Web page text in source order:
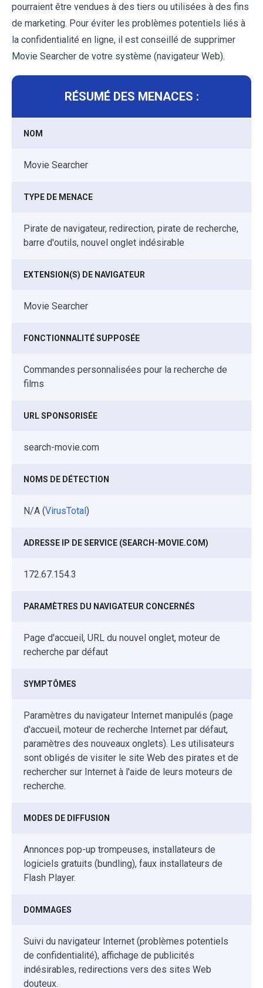
pourraient être vendues à des tiers ou utilisées à des fins
de marketing. Pour éviter les problèmes potentiels liés à
la confidentialité en ligne, il est conseillé de supprimer
Movie Searcher de votre système (navigateur Web).
RÉSUMÉ DES MENACES :
NOM
Movie Searcher
TYPE DE MENACE
Pirate de navigateur, redirection, pirate de recherche,
barre d'outils, nouvel onglet indésirable
EXTENSION(S) DE NAVIGATEUR
Movie Searcher
FONCTIONNALITÉ SUPPOSÉE
Commandes personnalisées pour la recherche de
films
URL SPONSORISÉE
search-movie.com
NOMS DE DÉTECTION
N/A (VirusTotal)
ADRESSE IP DE SERVICE (SEARCH-MOVIE.COM)
172.67.154.3
PARAMÈTRES DU NAVIGATEUR CONCERNÉS
Page d'accueil, URL du nouvel onglet, moteur de
recherche par défaut
SYMPTÔMES
Paramètres du navigateur Internet manipulés (page
d'accueil, moteur de recherche Internet par défaut,
paramètres des nouveaux onglets). Les utilisateurs
sont obligés de visiter le site Web des pirates et de
rechercher sur Internet à l'aide de leurs moteurs de
recherche.
MODES DE DIFFUSION
Annonces pop-up trompeuses, installateurs de
logiciels gratuits (bundling), faux installateurs de
Flash Player.
DOMMAGES
Suivi du navigateur Internet (problèmes potentiels
de confidentialité), affichage de publicités
indésirables, redirections vers des sites Web
douteux.